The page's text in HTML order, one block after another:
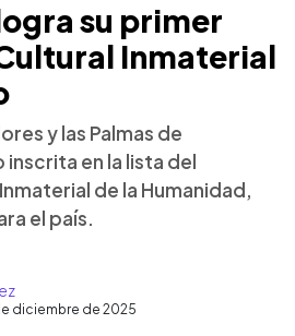
su primer
Inmaterial
y las Palmas de
inscrita en la lista del
de la Humanidad,
el país.
diciembre de 2025